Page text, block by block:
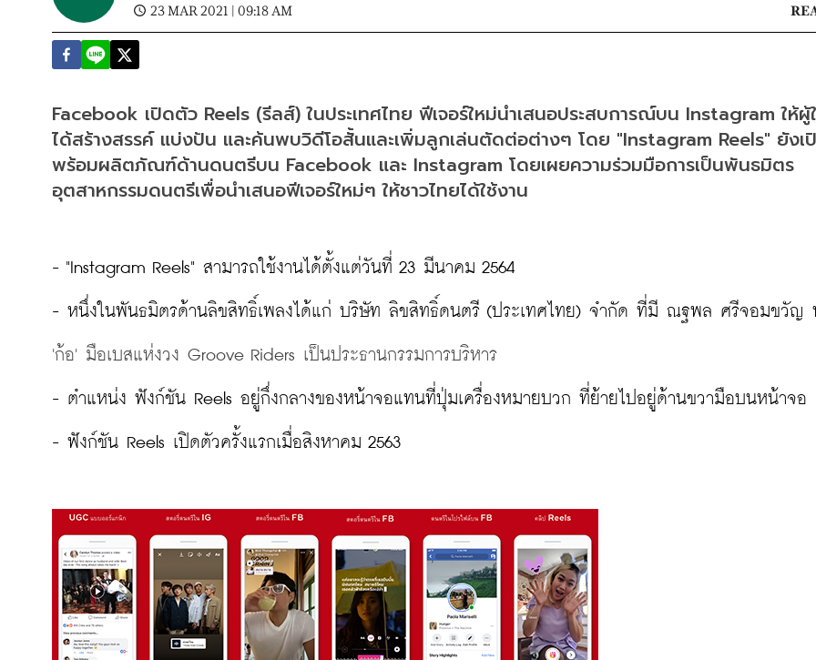
23 MAR 2021 | 09:18 AM
Facebook เปิดตัว Reels (รีลส์) ในประเทศไทย ฟีเจอร์ใหม่นำเสนอประสบการณ์บน Instagram ให้ผู้
ได้สร้างสรรค์ แบ่งปัน และค้นพบวิดีโอสั้นและเพิ่มลูกเล่นตัดต่อต่างๆ โดย "Instagram Reels" ยังเ
พร้อมผลิตภัณฑ์ด้านดนตรีบน Facebook และ Instagram โดยเผยความร่วมมือการเป็นพันธมิตร
อุตสาหกรรมดนตรีเพื่อนำเสนอฟีเจอร์ใหม่ๆ ให้ชาวไทยได้ใช้งาน
- "Instagram Reels" สามารถใช้งานได้ตั้งแต่วันที่ 23 มีนาคม 2564
'ก้อ' มือเบสแห่งวง Groove Riders เป็นประธานกรรมการบริหาร
- ตำแหน่ง ฟังก์ชัน Reels อยู่กึ่งกลางของหน้าจอแทนที่ปุ่มเครื่องหมายบวก ที่ย้ายไปอยู่ด้านขวามือบนหน้าจอ
- ฟังก์ชัน Reels เปิดตัวครั้งแรกเมื่อสิงหาคม 2563